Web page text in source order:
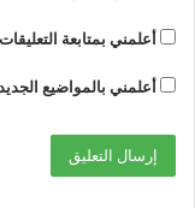
أعلمني بمتابعة
أعلمني بالمواضيع